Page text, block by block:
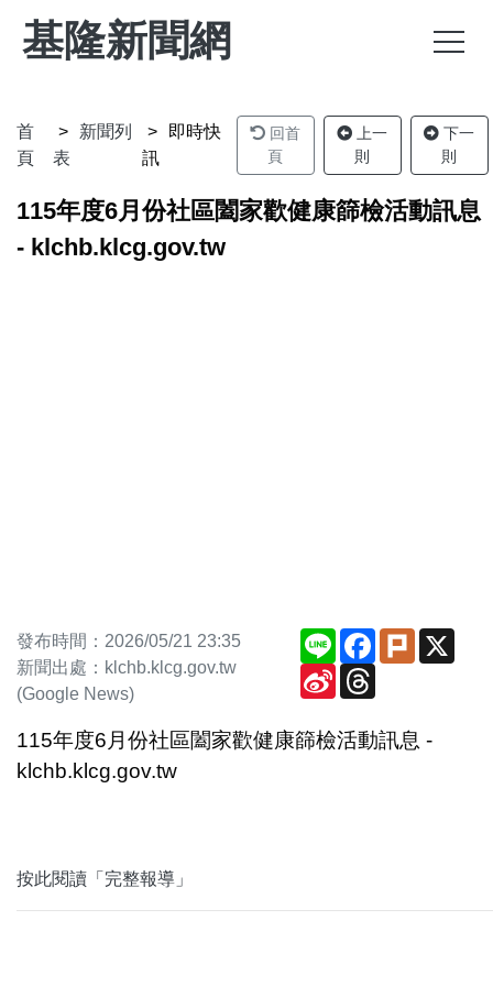
基隆新聞網
首
頁
新聞列
表
即時快
訊
回首
頁
上一
則
下一
則
115年度6月份社區闔家歡健康篩檢活動訊息
- klchb.klcg.gov.tw
發布時間：2026/05/21 23:35
新聞出處：klchb.klcg.gov.tw
(Google News)
Line Facebook
PlurkX
Sina
Weibo
Threads
115年度6月份社區闔家歡健康篩檢活動訊息 -
klchb.klcg.gov.tw
按此閱讀「完整報導」